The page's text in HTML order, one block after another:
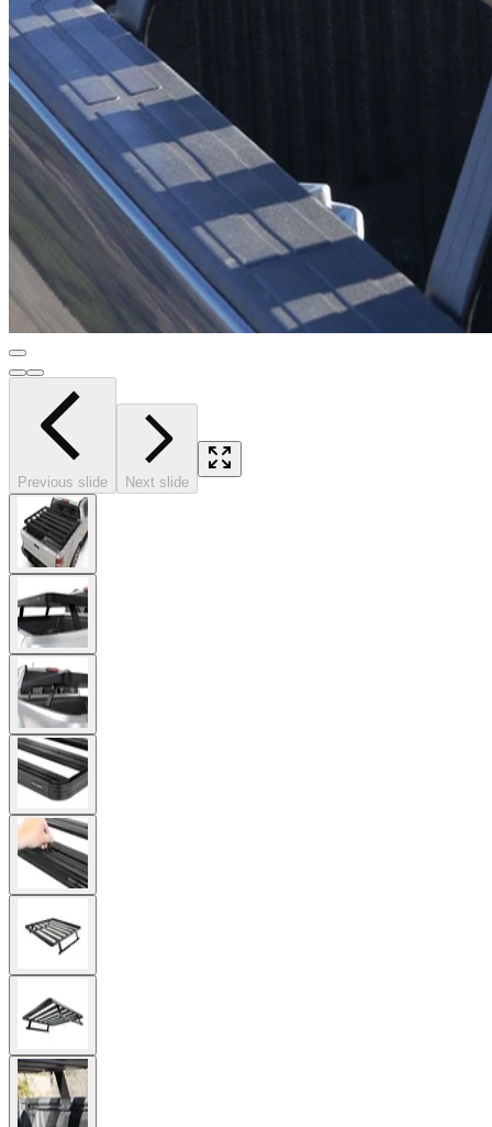
Previous slide Next slide